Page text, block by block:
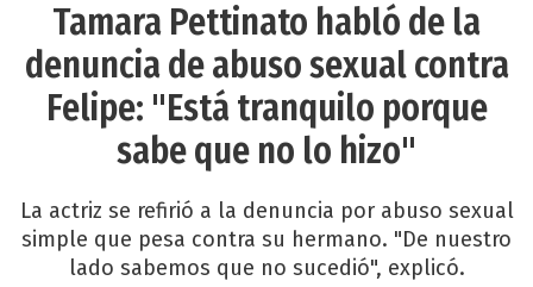
Tamara Pettinato habló de la
denuncia de abuso sexual contra
Felipe: "Está tranquilo porque
sabe que no lo hizo"
La actriz se refirió a la denuncia por abuso sexual
simple que pesa contra su hermano. "De nuestro
lado sabemos que no sucedió", explicó.